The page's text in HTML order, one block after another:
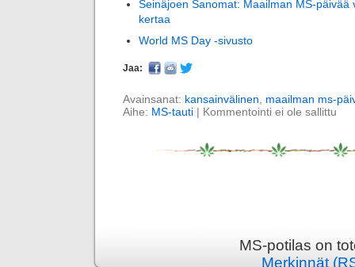
Seinäjoen Sanomat: Maailman MS-päivää
kertaa
World MS Day -sivusto
Jaa:
Avainsanat: kansainvälinen
maailman ms-
Aihe: MS-tauti | Kommentointi ei ole sallittu
MS-potilas on
Merkinnät